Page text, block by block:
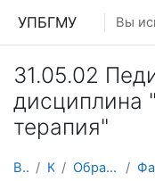
УПБГМУ Вы
31.05.02
дисциплина
терапия"
В начало Кафедры Образование 2025-2026 уч.год